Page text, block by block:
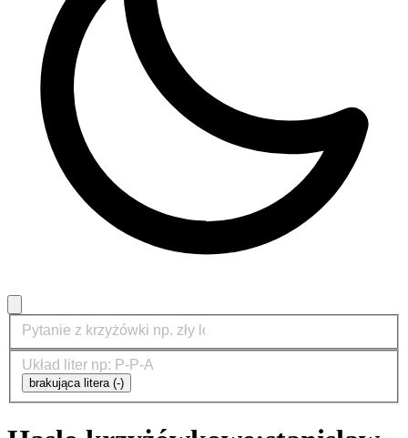
brakująca litera (-)